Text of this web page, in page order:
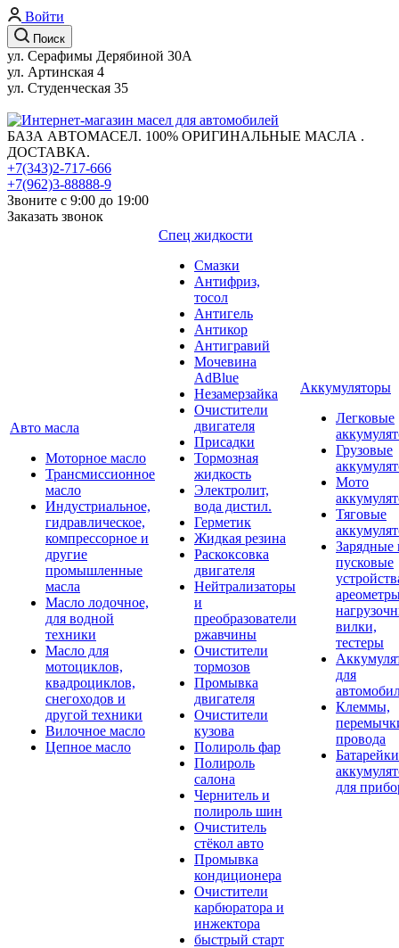
Войти
Поиск
ул. Серафимы Дерябиной 30А
ул. Артинская 4
ул. Студенческая 35
БАЗА АВТОМАСЕЛ. 100% ОРИГИНАЛЬНЫЕ МАСЛА .
ДОСТАВКА.
+7(343)2-717-666
+7(962)3-88888-9
Звоните с 9:00 до 19:00
Заказать звонок
Авто масла
Моторное масло
Трансмиссионное
масло
Индустриальное,
гидравлическое,
компрессорное и
другие
промышленные
масла
Масло лодочное,
для водной
техники
Масло для
мотоциклов,
квадроциклов,
снегоходов и
другой техники
Вилочное масло
Цепное масло
Спец жидкости
Смазки
Антифриз,
тосол
Антигель
Антикор
Антигравий
Мочевина
AdBlue
Незамерзайка
Очистители
двигателя
Присадки
Тормозная
жидкость
Электролит,
вода дистил.
Герметик
Жидкая резина
Раскоксовка
двигателя
Нейтрализаторы
и
преобразователи
ржавчины
Очистители
тормозов
Промывка
двигателя
Очистители
кузова
Полироль фар
Полироль
салона
Чернитель и
полироль шин
Очиститель
стёкол авто
Промывка
кондиционера
Очистители
карбюратора и
инжектора
быстрый старт
Аккумуляторы
Легковые
Грузовые
Мото
Тяговые
Зарядные
пусковые
вилки,
тестеры
для
Клеммы,
провода
для